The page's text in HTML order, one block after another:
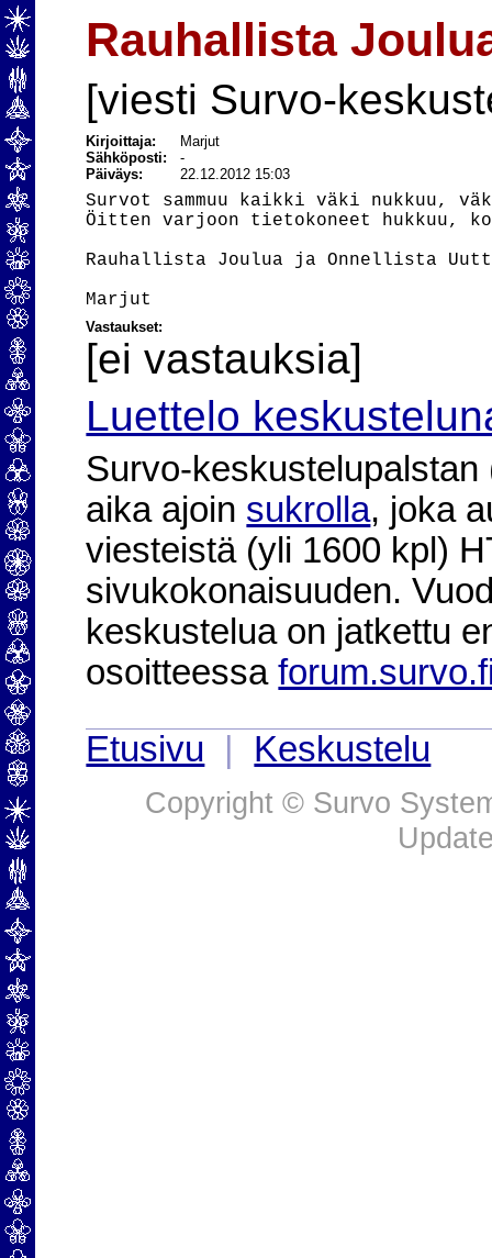
Rauhallista
[viesti Survo-
Kirjoittaja:
Marjut
Sähköposti:-
Päiväys:
22.12.2012 15:03
Survot sammuu kaikki väki nukkuu,
Öitten varjoon tietokoneet hukkuu,
Rauhallista Joulua ja Onnellista
Vastaukset:
[ei vastauksia]
Luettelo
Survo-
aika ajoin sukrolla, joka
viesteistä (yli 1600 kpl)
sivukokonaisuuden.
keskustelua on jatkettu
osoitteessa
Etusivu
Keskustelu
Copyright © Survo